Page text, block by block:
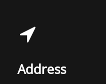
Address